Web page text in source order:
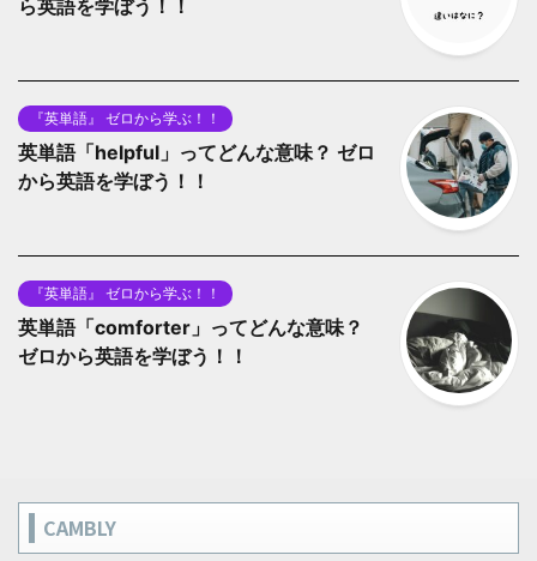
ら英語を学ぼう！！
『英単語』 ゼロから学ぶ！！
英単語「helpful」ってどんな意味？ ゼロ
から英語を学ぼう！！
『英単語』 ゼロから学ぶ！！
英単語「comforter」ってどんな意味？
ゼロから英語を学ぼう！！
CAMBLY